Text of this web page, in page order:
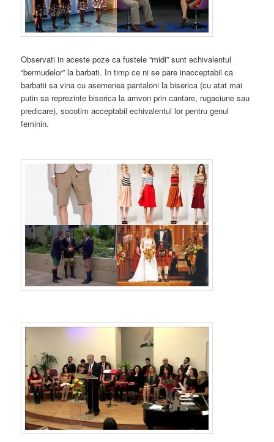
Observati in aceste poze ca fustele “midi” sunt echivalentul
“bermudelor” la barbati. In timp ce ni se pare inacceptabil ca
barbatii sa vina cu asemenea pantaloni la biserica (cu atat mai
putin sa reprezinte biserica la amvon prin cantare, rugaciune sau
predicare), socotim acceptabil echivalentul lor pentru genul
feminin.